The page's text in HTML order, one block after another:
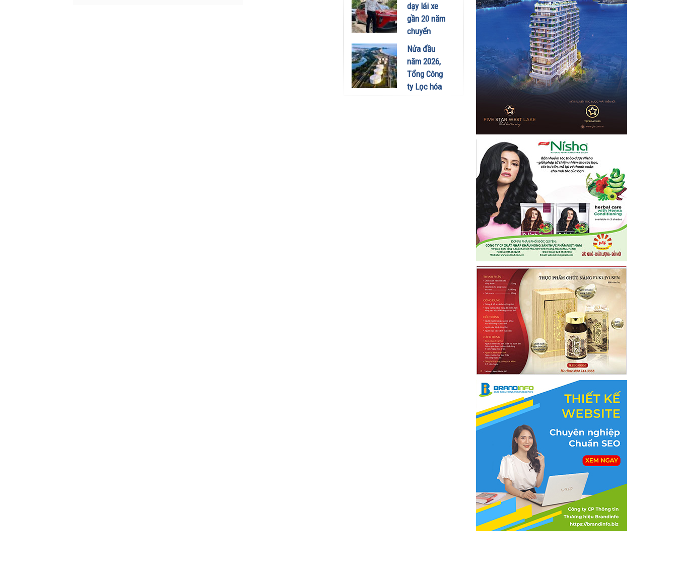
TP. Hồ Chí
Minh
dạy lái xe
gần 20 năm
chuyển
sang dùng
Limo
Green: Tôi
đã hiểu vì
sao xe điện
Nửa đầu
năm 2026,
Tổng Công
ty Lọc hóa
dầu Việt